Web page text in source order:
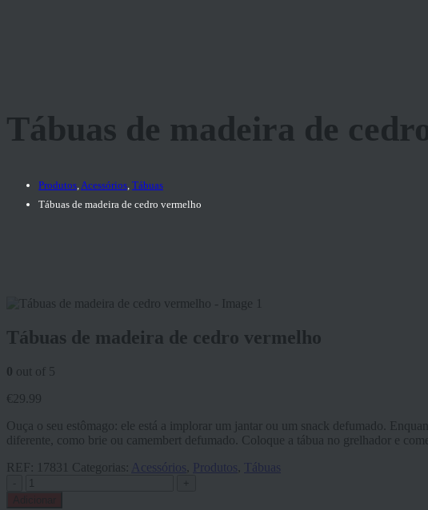
Tábuas de madeira de
Produtos,Acessórios, Tábuas
Tábuas de madeira de cedro vermelho
Tábuas de madeira de cedro vermelho
0 out of 5
€ 29.99
Ouça o seu estômago: ele está a implorar um jantar ou um snack defumado.
diferente, como brie ou camembert defumado. Coloque a tábua no grelhador e
REF:
17831 Categorias: Acessórios Produtos Tábuas
-